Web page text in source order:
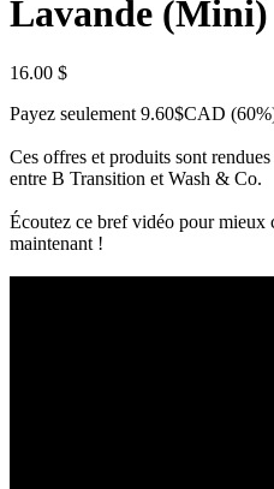
Lavande (Mini)
16.00 $
Payez seulement 9.60$CAD
Ces offres et produits sont
entre B Transition et Wash & Co.
Écoutez ce bref vidéo pour mieux
maintenant !